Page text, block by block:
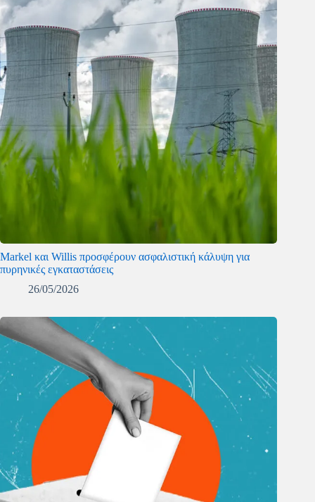
Markel και Willis προσφέρουν ασφαλιστική κάλυψη για
πυρηνικές εγκαταστάσεις
26/05/2026